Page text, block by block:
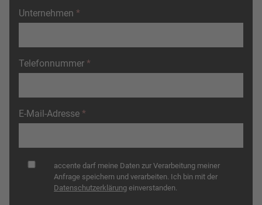
Unternehmen
Telefonnummer
E-Mail-Adresse
Datenschutzaccente darf meine Daten zur Verarbeitung meiner
Anfrage speichern und verarbeiten. Ich bin mit der
Datenschutzerklärung einverstanden.